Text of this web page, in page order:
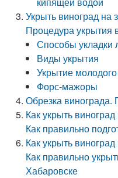
Укрыть виноград на
Процедура укрытия
Способы укладки
Виды укрытия
Укрытие
Форс-мажоры
Обрезка винограда.
Как укрыть
Как правильно
Как укрыть
Как правильно
Хабаровске